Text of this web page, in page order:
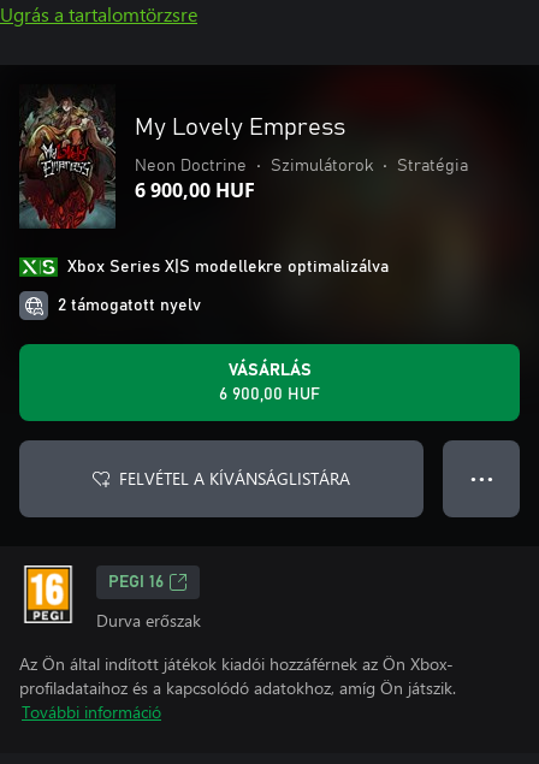
Ugrás a tartalomtörzsre
My Lovely Empress
Neon Doctrine • Szimulátorok • Stratégia
6 900,00 HUF
Xbox Series X|S modellekre optimalizálva
2 támogatott nyelv
VÁSÁRLÁS
6 900,00 HUF
FELVÉTEL A KÍVÁNSÁGLISTÁRA ● ● ●
PEGI 16
Durva erőszak
Az Ön által indított játékok kiadói hozzáférnek az Ön Xbox-
profiladataihoz és a kapcsolódó adatokhoz, amíg Ön játszik.
További információ